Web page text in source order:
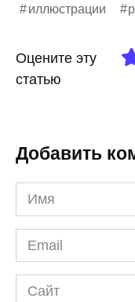
иллюстрации
Оцените эту
статью
Добавить
Имя
*
Email
*
Сайт